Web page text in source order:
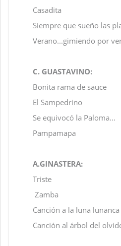
Casadita
Siempre que sueño
Verano...gimiendo por
C. GUASTAVINO:
Bonita rama de sauce
El Sampedrino
Se equivocó la Paloma…
Pampamapa
A.GINASTERA:
Triste
Zamba
Canción a la luna lunanca
Canción al árbol del